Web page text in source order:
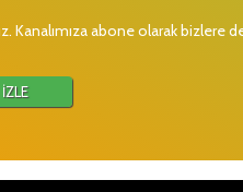
Kanalımıza abone olarak